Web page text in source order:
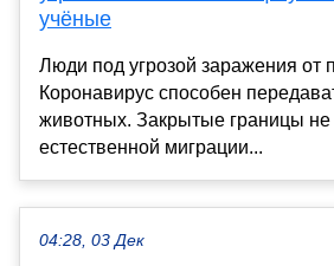
учёные
Люди под угрозой заражения от
Коронавирус способен
животных. Закрытые границы не
естественной миграции...
04:28, 03 Дек